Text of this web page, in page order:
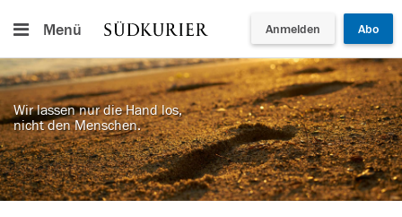
Menü Anmelden Abo
Wir lassen nur die Hand los,
nicht den Menschen.